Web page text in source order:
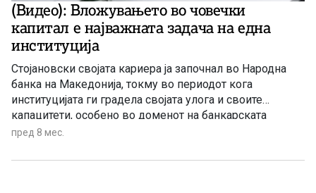
(Видео): Вложувањето во човечки
капитал е најважната задача на една
институција
Стојановски својата кариера ја започнал во Народна
банка на Македонија, токму во периодот кога
институцијата ги градела својата улога и своите
капацитети, особено во доменот на банкарската
супервизија. Во Народна банка поминува 13 години
функцијата генерален менаџер на Дирекцијата за
пред 8 мес.